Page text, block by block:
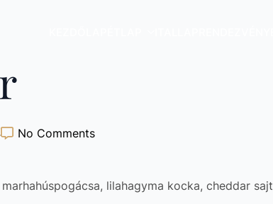
No Comments
lilahagyma kocka, cheddar sajt